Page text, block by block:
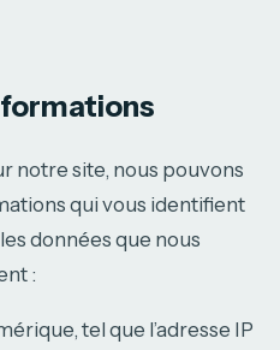
notre site, nous pouvons
qui vous identifient
données que nous
:
tel que l’adresse IP